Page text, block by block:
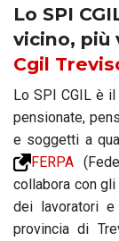
Lo SPI
vicino, più
Cgil
Lo SPI CGIL è
pensionate,
e soggetti a
FERPA
collabora con
dei lavoratori
provincia di